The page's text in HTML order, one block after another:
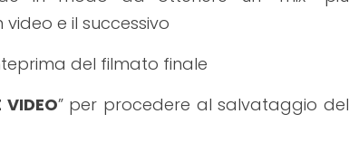
e il successivo
del filmato finale
VIDEO” per procedere al salvataggio del